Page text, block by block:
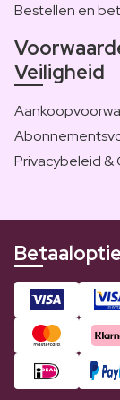
Bestellen en
Veiligheid
Privacybeleid &